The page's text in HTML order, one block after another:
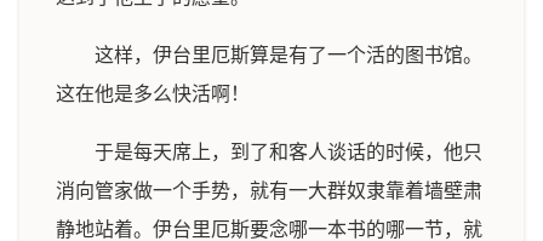
这样，伊台里厄斯算是有了一个活的图书馆。
这在他是多么快活啊！
于是每天席上，到了和客人谈话的时候，他只
消向管家做一个手势，就有一大群奴隶靠着墙壁肃
静地站着。伊台里厄斯要念哪一本书的哪一节，就